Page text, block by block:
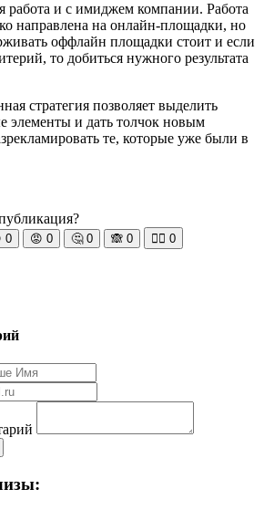
работа и с имиджем компании. Работа
направлена на онлайн-площадки, но
оффлайн площадки стоит и если
то добиться нужного результата
стратегия позволяет выделить
элементы и дать толчок новым
те, которые уже были в
0 😡 0 🤔 0 🙈 0 🧘‍♀️ 0